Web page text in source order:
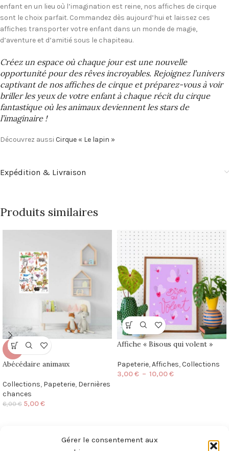
Gérer le consentement aux
enfant en un lieu où l’imagination est reine, nos affiches de cirque
sont le choix parfait. Commandez dès aujourd’hui et laissez ces
affiches transporter votre enfant dans un monde de magie,
d’aventure et d’amitié sous le chapiteau.
Créez un espace où chaque jour est une nouvelle
opportunité pour des rêves incroyables. Rejoignez l’univers
captivant de nos affiches de cirque et préparez-vous à voir
briller les yeux de votre enfant à chaque récit du cirque
fantastique où les animaux deviennent les stars de
l’imaginaire !
Découvrez aussi Cirque « Le lapin »
Expédition & Livraison
Produits similaires
-17%
Abécédaire animaux
Collections, Papeterie, Dernières
chances
6,00€ 5,00€
Affiche « Bisous qui volent »
Papeterie,Affiches,Collections
3,00€ – 10,00€